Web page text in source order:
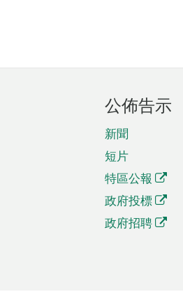
公佈告示
新聞
短片
特區公報
政府投標
政府招聘